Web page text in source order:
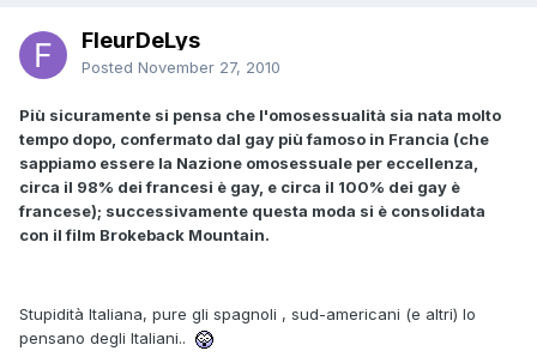
FleurDeLys
Posted November 27, 2010
Più sicuramente si pensa che l'omosessualità sia nata molto
tempo dopo, confermato dal gay più famoso in Francia (che
sappiamo essere la Nazione omosessuale per eccellenza,
circa il 98% dei francesi è gay, e circa il 100% dei gay è
francese); successivamente questa moda si è consolidata
con il film Brokeback Mountain.
Stupidità Italiana, pure gli spagnoli , sud-americani (e altri) lo
pensano degli Italiani..